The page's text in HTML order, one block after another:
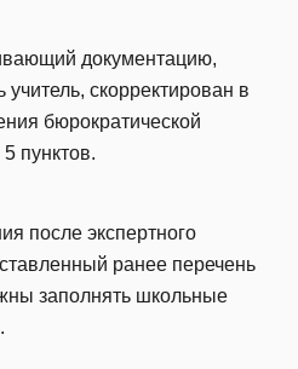
документацию,
скорректирован в
бюрократической
пунктов.
после экспертного
ранее перечень
заполнять школьные